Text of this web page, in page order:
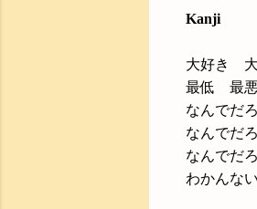
Kanji
大好き
最低 最
なんでだ
なんでだ
なんでだ
わかんな